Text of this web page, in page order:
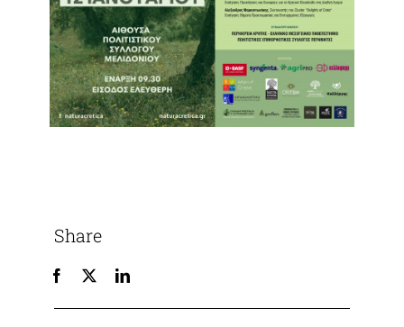
Share